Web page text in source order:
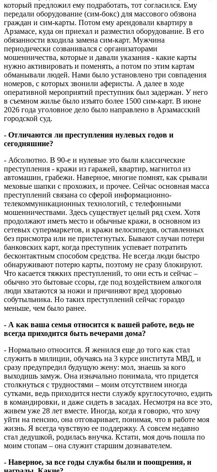
который предложил ему подработать, тот согласился. Ему
передали оборудование (сим-бокс) для массового обзвона
граждан и сим-карты. Потом ему арендовали квартиру в
Арзамасе, куда он приехал и разместил оборудование. В его
обязанности входила замена сим-карт. Мужчина
периодически созванивался с организаторами
мошенничества, которые и давали указания - какие карты
нужно активировать и поменять, а потом по этим картам
обманывали людей. Нами было установлено три совпадения
номеров, с которых звонили аферисты. А далее в ходе
оперативной мероприятий преступник был задержан. У него
в съемном жилье было изъято более 1500 сим-карт. В июне
2026 года уголовное дело было направлено в Арзамасский
городской суд.
- Отличаются ли преступления нулевых годов и
сегодняшние?
- Абсолютно. В 90-е и нулевые это были классические
преступления - кражи из гаражей, квартир, магнитол из
автомашин, грабежи. Наверное, многие помнят, как срывали
меховые шапки с прохожих, и прочее. Сейчас основная масса
преступлений связана со сферой информационно-
телекоммуникационных технологий, с телефонными
мошенничествами. Здесь существует целый ряд схем. Хотя
продолжают иметь место и обычные кражи, в основном из
сетевых супермаркетов, и кражи велосипедов, оставленных
без присмотра или не пристегнутых. Бывают случаи потери
банковских карт, когда преступник успевает потратить
бесконтактным способом средства. Не всегда люди быстро
обнаруживают потерю карты, поэтому не сразу блокируют.
Что касается тяжких преступлений, то они есть и сейчас –
обычно это бытовые ссоры, где под воздействием алкоголя
люди хватаются за ножи и причиняют вред здоровью
собутыльника. Но таких преступлений сейчас гораздо
меньше, чем было ранее.
- А как ваша семья относится к вашей работе, ведь не
всегда приходится быть вечерами дома?
- Нормально относится. Я женился еще до того как стал
служить в милиции, обучаясь на 3 курсе института МВД, и
сразу предупредил будущую жену: мол, знаешь за кого
выходишь замуж. Она изначально понимала, что придется
столкнуться с трудностями – моим отсутствием иногда
сутками, ведь приходится нести службу круглосуточно, ездить
в командировки, и даже сидеть в засадах. Несмотря на все это,
живем уже 28 лет вместе. Иногда, когда я говорю, что хочу
уйти на пенсию, она отговаривает, понимая, что в работе моя
жизнь. Я всегда чувствую ее поддержку. А совсем недавно
стал дедушкой, родилась внучка. Кстати, моя дочь пошла по
моим стопам – она служит старшим дознавателем.
- Наверное, за все годы службы были и поощрения, и